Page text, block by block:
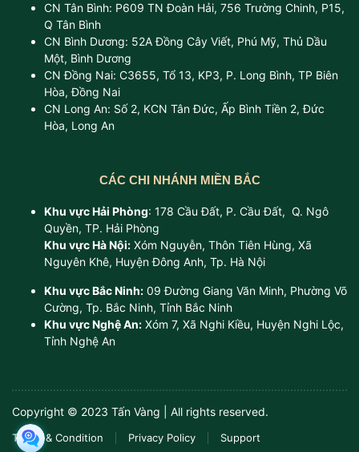
CN Tân Bình: P609 TN Đoàn Hải, 756 Trường Chinh, P15,
Q Tân Bình
CN Bình Dương: 52A Đồng Cây Viết, Phú Mỹ, Thủ Dầu
Một, Bình Dương
CN Đồng Nai: C3655, Tổ 13, KP3, P. Long Bình, TP Biên
Hòa, Đồng Nai
CN Long An: Số 2, KCN Tân Đức, Ấp Bình Tiền 2, Đức
Hòa, Long An
CÁC CHI NHÁNH MIỀN BẮC
Khu vực Hải Phòng: 178 Cầu Đất, P. Cầu Đất, Q. Ngô
Quyền, TP. Hải Phòng
Khu vực Hà Nội: Xóm Nguyễn, Thôn Tiên Hùng, Xã
Nguyên Khê, Huyện Đông Anh, Tp. Hà Nội
Khu vực Bắc Ninh: 09 Đường Giang Văn Minh, Phường Võ
Cường, Tp. Bắc Ninh, Tỉnh Bắc Ninh
Khu vực Nghệ An: Xóm 7, Xã Nghi Kiều, Huyện Nghi Lộc,
Tỉnh Nghệ An
Copyright © 2023 Tấn Vàng | All rights reserved.
Terms & Condition Privacy Policy Support